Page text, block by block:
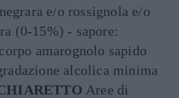
e/o rossignola e/o
(0-15%) - sapore:
amarognolo sapido
alcolica minima
Aree di